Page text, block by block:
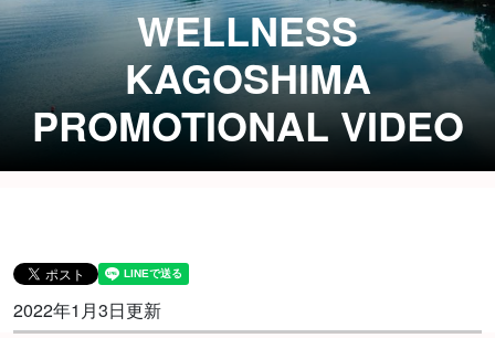
WELLNESS
KAGOSHIMA
PROMOTIONAL VIDEO
2022年1月3日更新